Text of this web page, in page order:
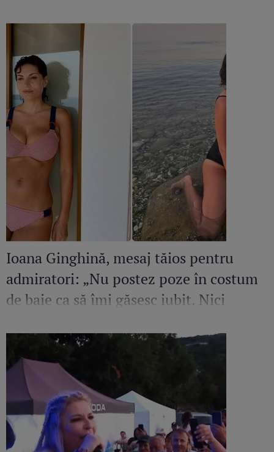
Ioana Ginghină, mesaj tăios pentru
admiratori: „Nu postez poze în costum
de baie ca să îmi găsesc iubit. Nici